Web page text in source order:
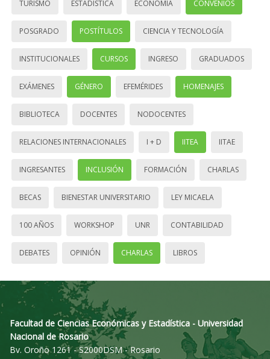
TURISMO ESTADÍSTICA ECONOMÍA CONVENIOS
POSGRADO POSTÍTULOS CIENCIA Y TECNOLOGÍA
INSTITUCIONALES CURSOS INGRESO GRADUADOS
EXÁMENES GÉNERO EFEMÉRIDES HOMENAJES
BIBLIOTECA DOCENTES NODOCENTES
RELACIONES INTERNACIONALES I + D IITEA IITAE
INGRESANTES INCLUSIÓN FORMACIÓN CHARLAS
BECAS BIENESTAR UNIVERSITARIO LEY MICAELA
100 AÑOS WORKSHOP UNR CONTABILIDAD
DEBATES OPINIÓN CHARLAS LIBROS
Facultad de Ciencias Económicas y Estadística - Universidad
Nacional de Rosario
Bv. Oroño 1261 - S2000DSM - Rosario